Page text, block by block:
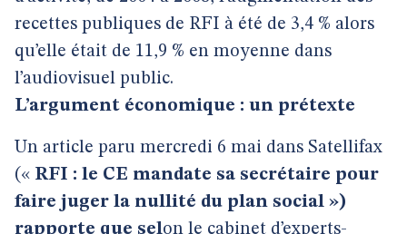
recettes publiques de RFI à été de 3,4 % alors
qu’elle était de 11,9 % en moyenne dans
l’audiovisuel public.
L’argument économique : un prétexte
Un article paru mercredi 6 mai dans Satellifax
(« RFI : le CE mandate sa secrétaire pour
faire juger la nullité du plan social »)
rapporte que selon le cabinet d’experts-